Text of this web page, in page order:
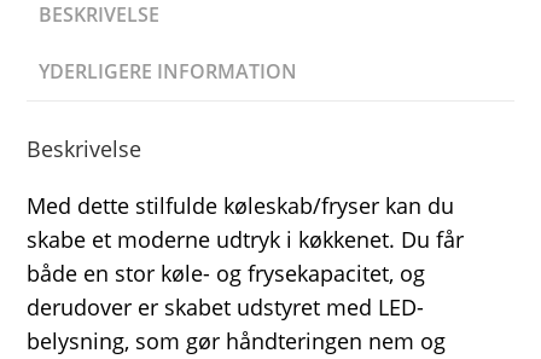
BESKRIVELSE
YDERLIGERE INFORMATION
Beskrivelse
Med dette stilfulde køleskab/fryser kan du
skabe et moderne udtryk i køkkenet. Du får
både en stor køle- og frysekapacitet, og
derudover er skabet udstyret med LED-
belysning, som gør håndteringen nem og